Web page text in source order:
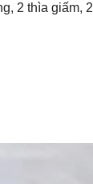
2 thìa giấm, 2